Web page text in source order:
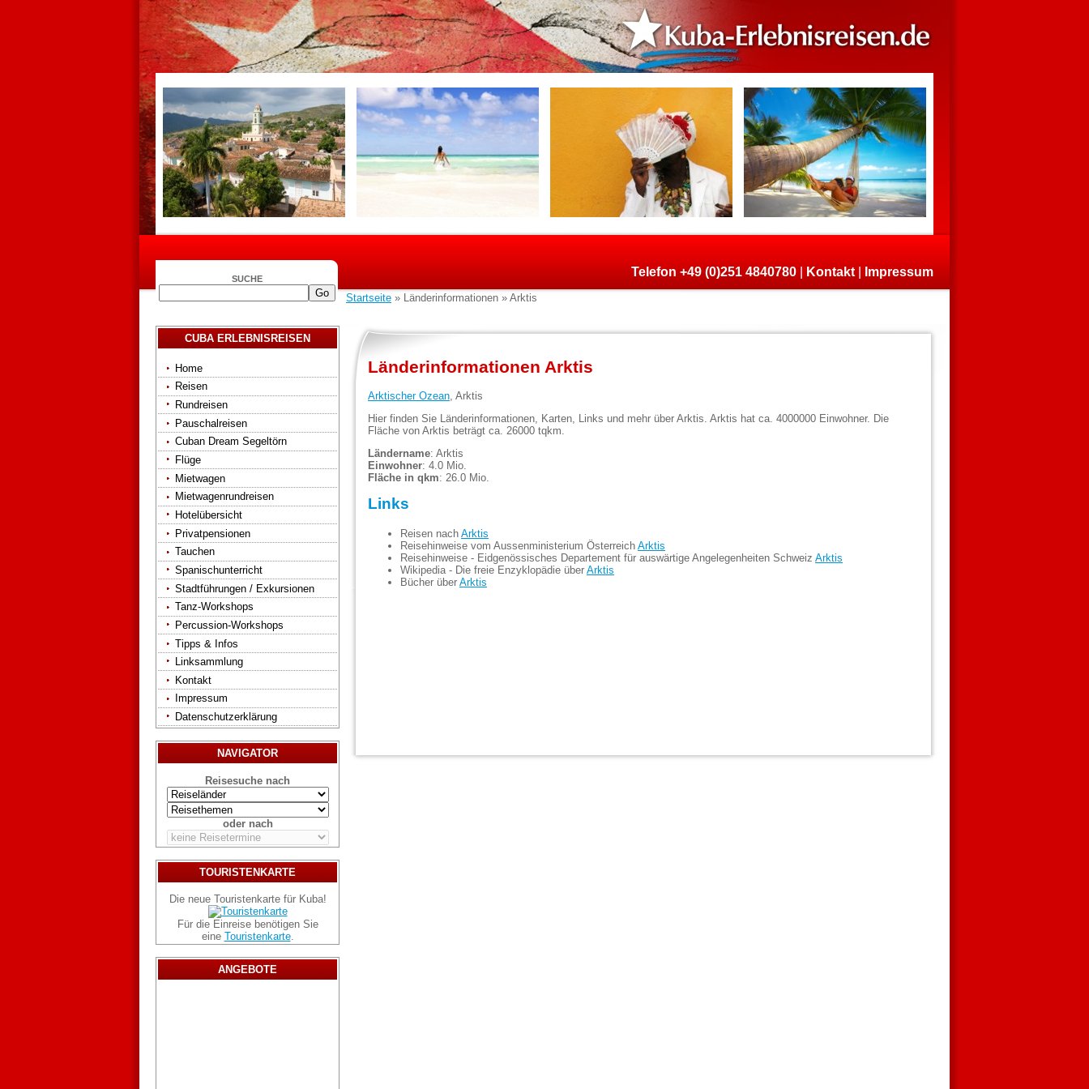
SUCHE Telefon +49 (0)251 4840780 Kontakt Impressum
Startseite » Länderinformationen » Arktis
CUBA ERLEBNISREISEN
Home
Reisen
Rundreisen
Pauschalreisen
Cuban Dream Segeltörn
Flüge
Mietwagen
Mietwagenrundreisen
Hotelübersicht
Privatpensionen
Tauchen
Spanischunterricht
Stadtführungen / Exkursionen
Tanz-Workshops
Percussion-Workshops
Tipps & Infos
Linksammlung
Kontakt
Impressum
Datenschutzerklärung
NAVIGATOR
Reisesuche nach
oder nach
TOURISTENKARTE
Die neue Touristenkarte für Kuba!
Für die Einreise benötigen Sie
eine Touristenkarte.
ANGEBOTE
Länderinformationen Arktis
Arktischer Ozean , Arktis
Hier finden Sie Länderinformationen, Karten, Links und mehr über Arktis. Arktis hat ca. 4000000 Einwohner. Die
Fläche von Arktis beträgt ca. 26000 tqkm.
Ländername: Arktis
Einwohner: 4.0 Mio.
Fläche in qkm: 26.0 Mio.
Links
Reisen nach Arktis
Reisehinweise vom Aussenministerium Österreich Arktis
Reisehinweise - Eidgenössisches Departement für auswärtige Angelegenheiten Schweiz Arktis
Wikipedia - Die freie Enzyklopädie über Arktis
Bücher über Arktis